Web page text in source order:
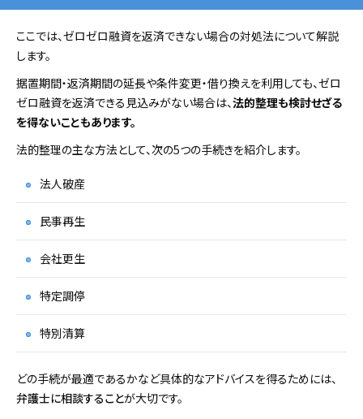
ここでは、ゼロゼロ融資を返済できない場合の対処法について解説
します。
据置期間・返済期間の延長や条件変更・借り換えを利用しても、ゼロ
ゼロ融資を返済できる見込みがない場合は、法的整理も検討せざる
を得ないこともあります。
法的整理の主な方法として、次の5つの手続きを紹介します。
法人破産
民事再生
会社更生
特定調停
特別清算
どの手続が最適であるかなど具体的なアドバイスを得るためには、
弁護士に相談することが大切です。